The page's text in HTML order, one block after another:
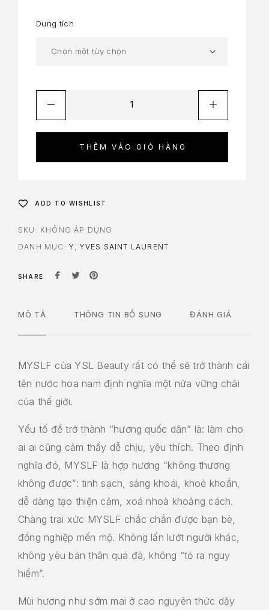
Dung tích
THÊM VÀO GIỎ HÀNG
ADD TO WISHLIST
SKU: KHÔNG ÁP DỤNG
DANH MỤC: Y YVES SAINT LAURENT
SHARE
MÔ TẢ THÔNG TIN BỔ SUNG ĐÁNH GIÁ
MYSLF của YSL Beauty rất có thể sẽ trở thành cái
tên nước hoa nam định nghĩa một nửa vững chãi
của thế giới.
Yếu tố để trở thành “hương quốc dân” là: làm cho
ai ai cũng cảm thấy dễ chịu, yêu thích. Theo định
nghĩa đó, MYSLF là hợp hương “không thương
không được”: tinh sạch, sảng khoái, khoẻ khoắn,
dễ dàng tạo thiện cảm, xoá nhoà khoảng cách.
Chàng trai xức MYSLF chắc chắn được bạn bè,
đồng nghiệp mến mộ. Không lấn lướt người khác,
không yêu bản thân quá đà, không “tỏ ra nguy
hiểm”.
Mùi hương như sớm mai ở cao nguyên thức dậy